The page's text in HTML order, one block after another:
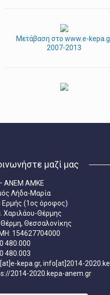
Μετάβαση στο www.e-
2007-2013
μαζί μας
ΑΝΕΜ ΑΜΚΕ
Λήδα-Μαρία
Ερμής (1ος όροφος)
Χαριλάου-Θέρμης
Θεσσαλονίκης
154627704000
480.000
480.003
kepa.gr, info[at]2014-
2014-2020.kepa-anem.gr